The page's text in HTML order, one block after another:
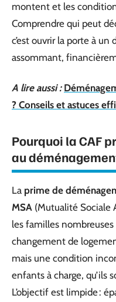
montent et les
Comprendre qui peut
c’est ouvrir la porte à
assommant,
A lire aussi :
? Conseils et astuces
Pourquoi la CAF
au
La prime de
MSA (Mutualité Sociale
les familles
changement de
mais une condition
enfants à charge, qu’ils
L’objectif est limpide :